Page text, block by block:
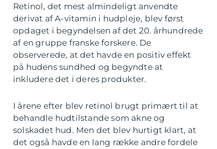
Retinol, det mest almindeligt anvendte
derivat af A-vitamin i hudpleje, blev først
opdaget i begyndelsen af det 20. århundrede
af en gruppe franske forskere. De
observerede, at det havde en positiv effekt
på hudens sundhed og begyndte at
inkludere det i deres produkter.
I årene efter blev retinol brugt primært til at
behandle hudtilstande som akne og
solskadet hud. Men det blev hurtigt klart, at
det også havde en lang række andre fordele